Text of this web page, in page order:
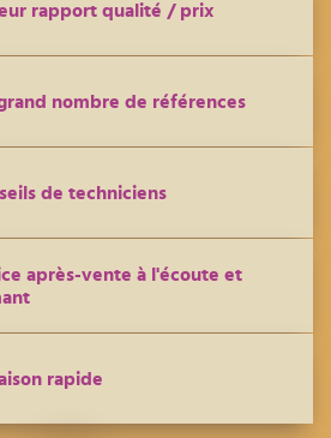
rapport qualité / prix
nombre de références
de techniciens
après-vente à l'écoute et
rapide